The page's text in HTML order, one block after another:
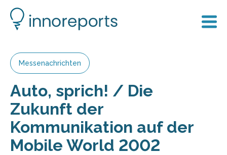
Messenachrichten
Auto, sprich! / Die
Zukunft der
Kommunikation auf der
Mobile World 2002